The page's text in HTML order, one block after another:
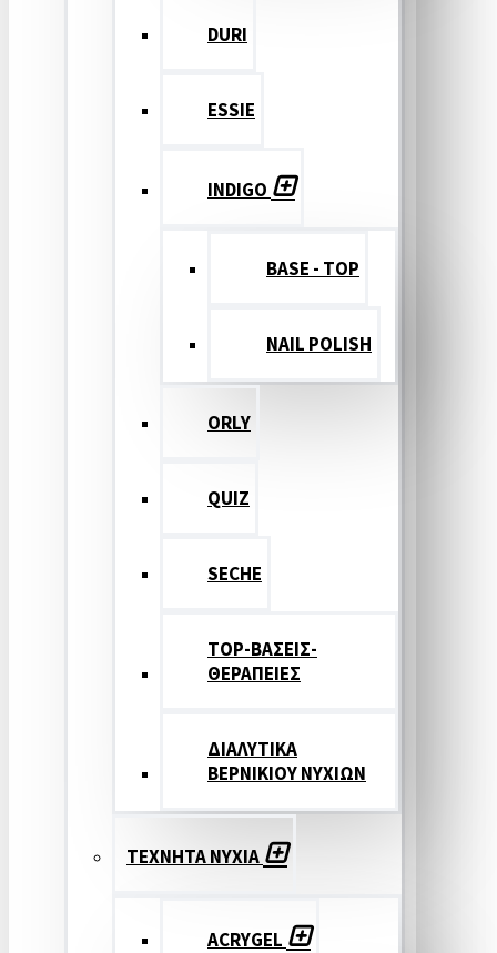
DURI
ESSIE
INDIGO
BASE - TOP
NAIL POLISH
ORLY
QUIZ
SECHE
TOP-ΒΑΣΕΙΣ-
ΘΕΡΑΠΕΙΕΣ
ΔΙΑΛΥΤΙΚΑ
ΒΕΡΝΙΚΙΟΥ ΝΥΧΙΩΝ
ΤΕΧΝΗΤΑ ΝΥΧΙΑ
ACRYGEL